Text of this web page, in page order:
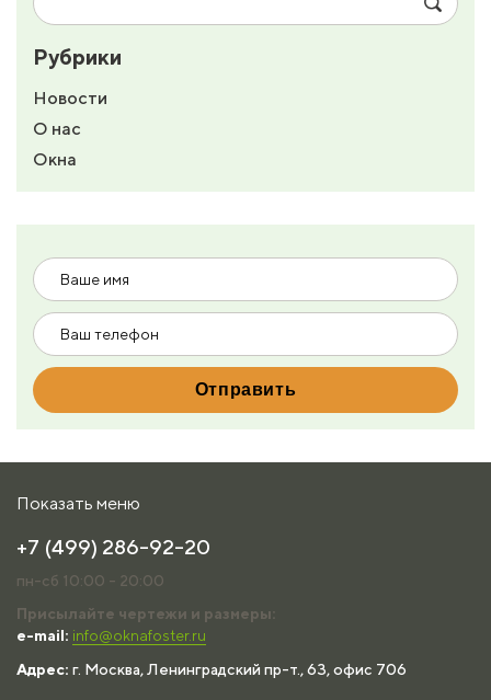
Рубрики
Новости
О нас
Окна
Показать меню
+7 (499) 286-92-20
пн-сб 10:00 - 20:00
Присылайте чертежи и размеры:
e-mail: info@oknafoster.ru
Адрес: г. Москва, Ленинградский пр-т., 63, офис 706